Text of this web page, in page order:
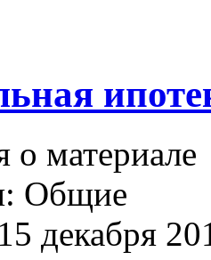
материале
Общие
декабря